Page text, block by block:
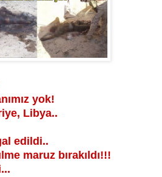
yok!
Libya..
edildi..
maruz bırakıldı!!!